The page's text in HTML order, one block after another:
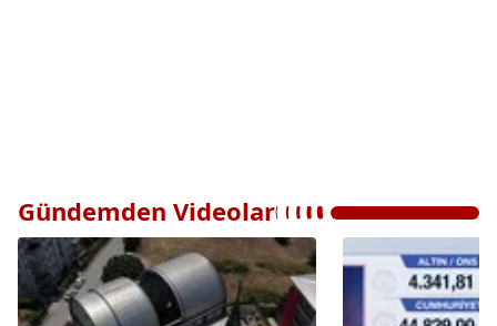
Gündemden Videolar